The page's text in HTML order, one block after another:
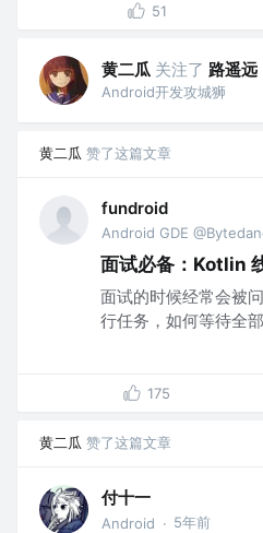
51
黄二瓜 关注了 路遥远
Android开发攻城狮
黄二瓜 赞了这篇文章
fundroid
Android GDE
面试必备：Kotlin
面试的时候经常会被
行任务，如何等待全
175
黄二瓜 赞了这篇文章
付十一
Android · 5年前